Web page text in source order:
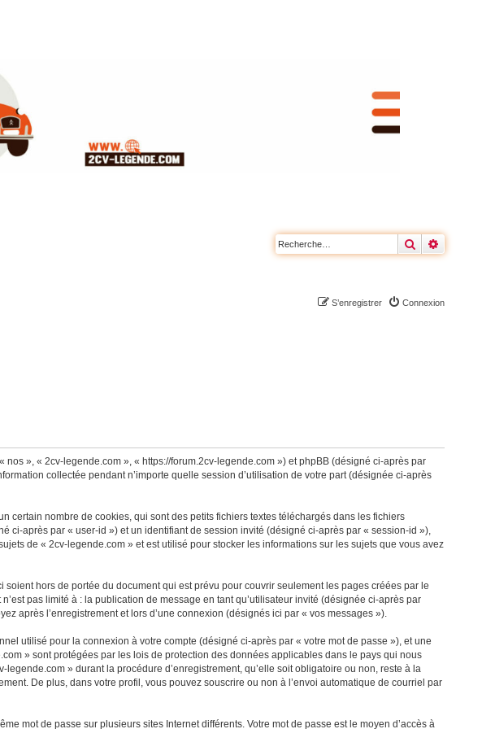
Rechercher
Connexion
S’enregistrer
», « 2cv-legende.com », « https://forum.2cv-legende.com ») et phpBB (désigné ci-après par
collectée pendant n’importe quelle session d’utilisation de votre part (désignée ci-après
certain nombre de cookies, qui sont des petits fichiers textes téléchargés dans les fichiers
ci-après par « user-id ») et un identifiant de session invité (désigné ci-après par « session-id »),
de « 2cv-legende.com » et est utilisé pour stocker les informations sur les sujets que vous avez
hors de portée du document qui est prévu pour couvrir seulement les pages créées par le
pas limité à : la publication de message en tant qu’utilisateur invité (désignée ci-après par
après l’enregistrement et lors d’une connexion (désignés ici par « vos messages »).
utilisé pour la connexion à votre compte (désigné ci-après par « votre mot de passe »), et une
» sont protégées par les lois de protection des données applicables dans le pays qui nous
» durant la procédure d’enregistrement, qu’elle soit obligatoire ou non, reste à la
De plus, dans votre profil, vous pouvez souscrire ou non à l’envoi automatique de courriel par
mot de passe sur plusieurs sites Internet différents. Votre mot de passe est le moyen d’accès à